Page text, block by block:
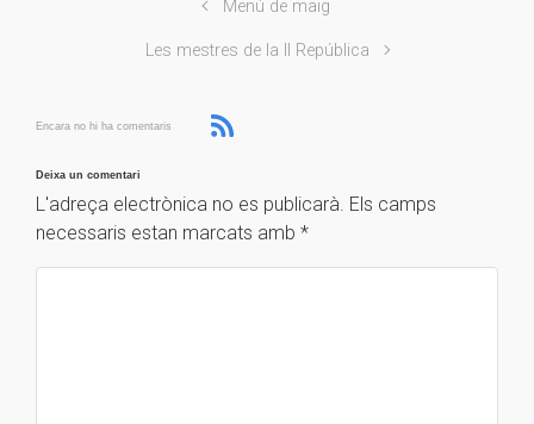
Menú de maig
Les mestres de la II República
Encara no hi ha comentaris
Deixa un comentari
L'adreça electrònica no es publicarà. Els camps
necessaris estan marcats amb *